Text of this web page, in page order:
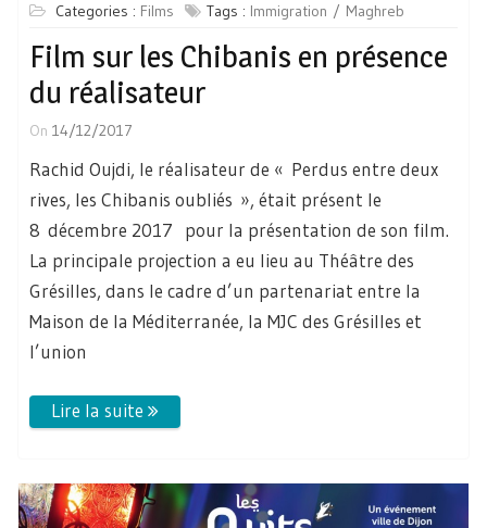
Categories : Films Tags : Immigration Maghreb
Film sur les Chibanis en présence
du réalisateur
On 14/12/2017
Rachid Oujdi, le réalisateur de « Perdus entre deux
rives, les Chibanis oubliés », était présent le
8 décembre 2017 pour la présentation de son film.
La principale projection a eu lieu au Théâtre des
Grésilles, dans le cadre d’un partenariat entre la
Maison de la Méditerranée, la MJC des Grésilles et
l’union